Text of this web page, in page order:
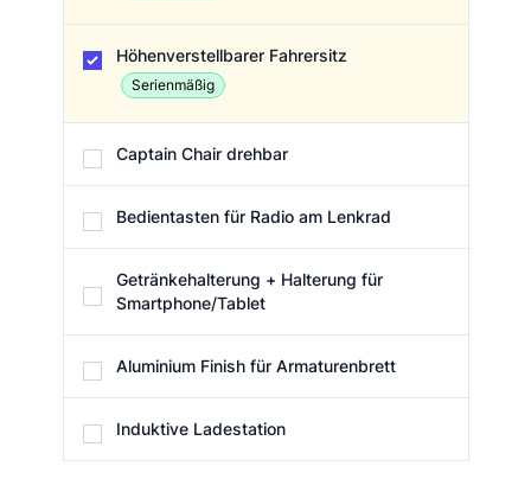
Höhenverstellbarer Fahrersitz
Serienmäßig
Captain Chair drehbar
Bedientasten für Radio am Lenkrad
Getränkehalterung + Halterung für
Smartphone/Tablet
Aluminium Finish für Armaturenbrett
Induktive Ladestation